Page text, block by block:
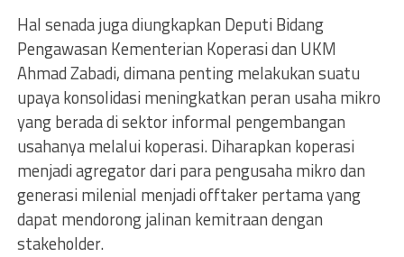
Hal senada juga diungkapkan Deputi Bidang
Pengawasan Kementerian Koperasi dan UKM
Ahmad Zabadi, dimana penting melakukan suatu
upaya konsolidasi meningkatkan peran usaha mikro
yang berada di sektor informal pengembangan
usahanya melalui koperasi. Diharapkan koperasi
menjadi agregator dari para pengusaha mikro dan
generasi milenial menjadi offtaker pertama yang
dapat mendorong jalinan kemitraan dengan
stakeholder.